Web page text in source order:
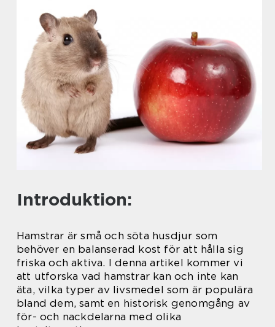
Introduktion:
Hamstrar är små och söta husdjur som
behöver en balanserad kost för att hålla sig
friska och aktiva. I denna artikel kommer vi
att utforska vad hamstrar kan och inte kan
äta, vilka typer av livsmedel som är populära
bland dem, samt en historisk genomgång av
för- och nackdelarna med olika